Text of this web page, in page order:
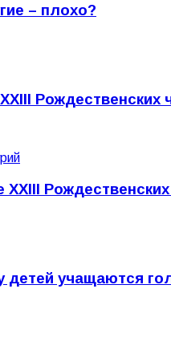
– плохо?
Рождественских
детей учащаются